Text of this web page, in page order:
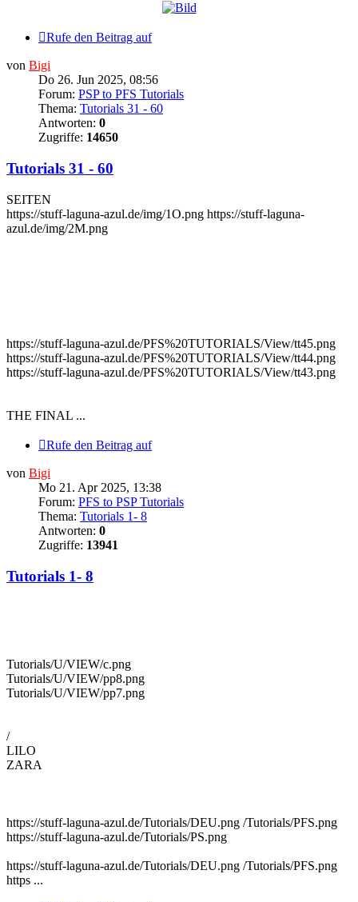
Rufe den Beitrag auf
von Bigi
Do 26. Jun 2025, 08:56
Forum: PSP to PFS Tutorials
Thema: Tutorials 31 - 60
Antworten: 0
Zugriffe: 14650
Tutorials 31 - 60
SEITEN
https://stuff-laguna-azul.de/img/1O.png https://stuff-laguna-
azul.de/img/2M.png
https://stuff-laguna-azul.de/PFS%20TUTORIALS/View/tt45.png
https://stuff-laguna-azul.de/PFS%20TUTORIALS/View/tt44.png
https://stuff-laguna-azul.de/PFS%20TUTORIALS/View/tt43.png
THE FINAL ...
Rufe den Beitrag auf
von Bigi
Mo 21. Apr 2025, 13:38
Forum: PFS to PSP Tutorials
Thema: Tutorials 1- 8
Antworten: 0
Zugriffe: 13941
Tutorials 1- 8
Tutorials/U/VIEW/c.png
Tutorials/U/VIEW/pp8.png
Tutorials/U/VIEW/pp7.png
/
LILO
ZARA
https://stuff-laguna-azul.de/Tutorials/DEU.png /Tutorials/PFS.png
https://stuff-laguna-azul.de/Tutorials/PS.png
https://stuff-laguna-azul.de/Tutorials/DEU.png /Tutorials/PFS.png
https ...